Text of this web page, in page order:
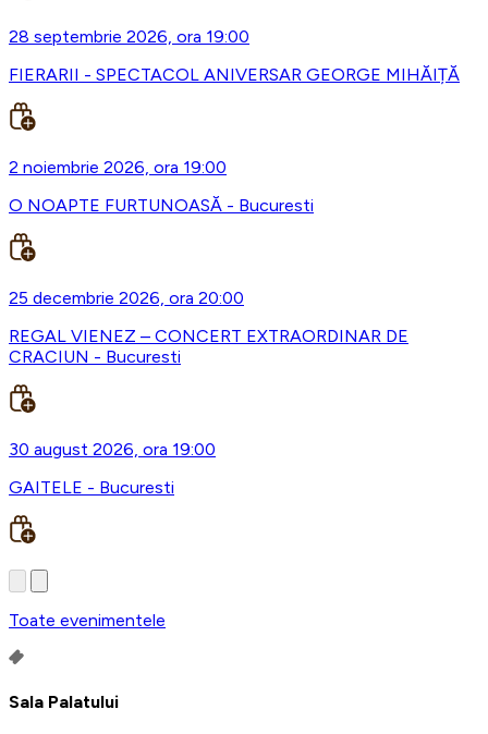
28 septembrie 2026, ora 19:00
FIERARII - SPECTACOL ANIVERSAR GEORGE MIHĂIȚĂ
2 noiembrie 2026, ora 19:00
O NOAPTE FURTUNOASĂ - Bucuresti
25 decembrie 2026, ora 20:00
REGAL VIENEZ – CONCERT EXTRAORDINAR DE
CRACIUN - Bucuresti
30 august 2026, ora 19:00
GAITELE - Bucuresti
Toate evenimentele
Sala Palatului